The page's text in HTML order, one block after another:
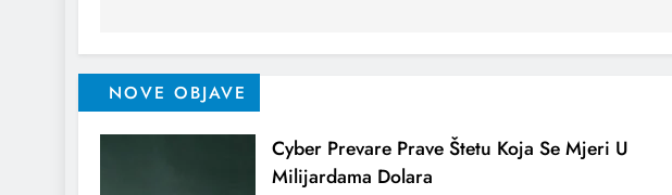
NOVE OBJAVE
Cyber Prevare Prave Štetu Koja Se Mjeri U
Milijardama Dolara